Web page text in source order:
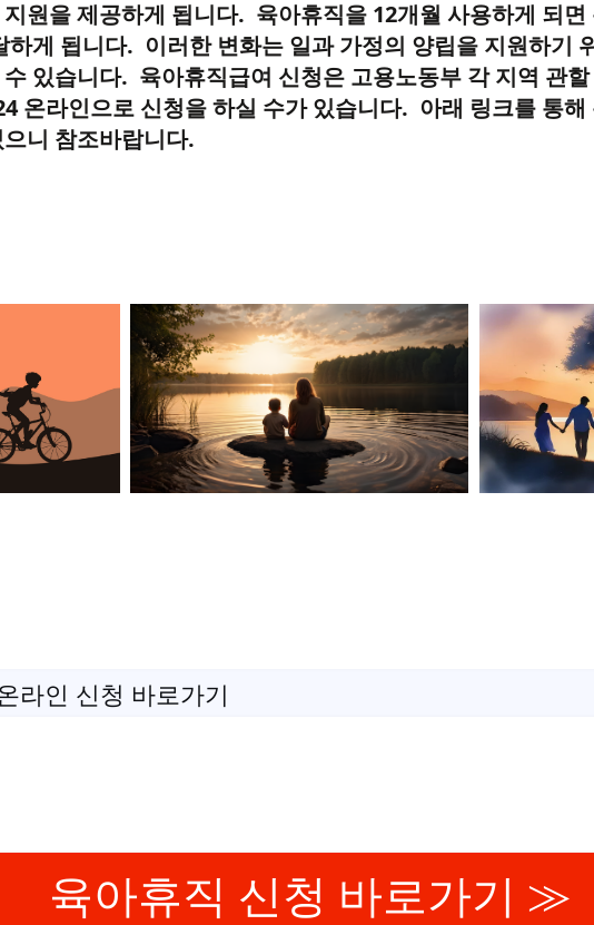
원을 제공하게 됩니다. 육아휴직을 12개월 사용하게 되
하게 됩니다. 이러한 변화는 일과 가정의 양립을 지원하기
있습니다. 육아휴직급여 신청은 고용노동부 각 지역 관
온라인으로 신청을 하실 수가 있습니다. 아래 링크를 통
니 참조바랍니다.
라인 신청 바로가기
육아휴직 신청 바로가기 ≫